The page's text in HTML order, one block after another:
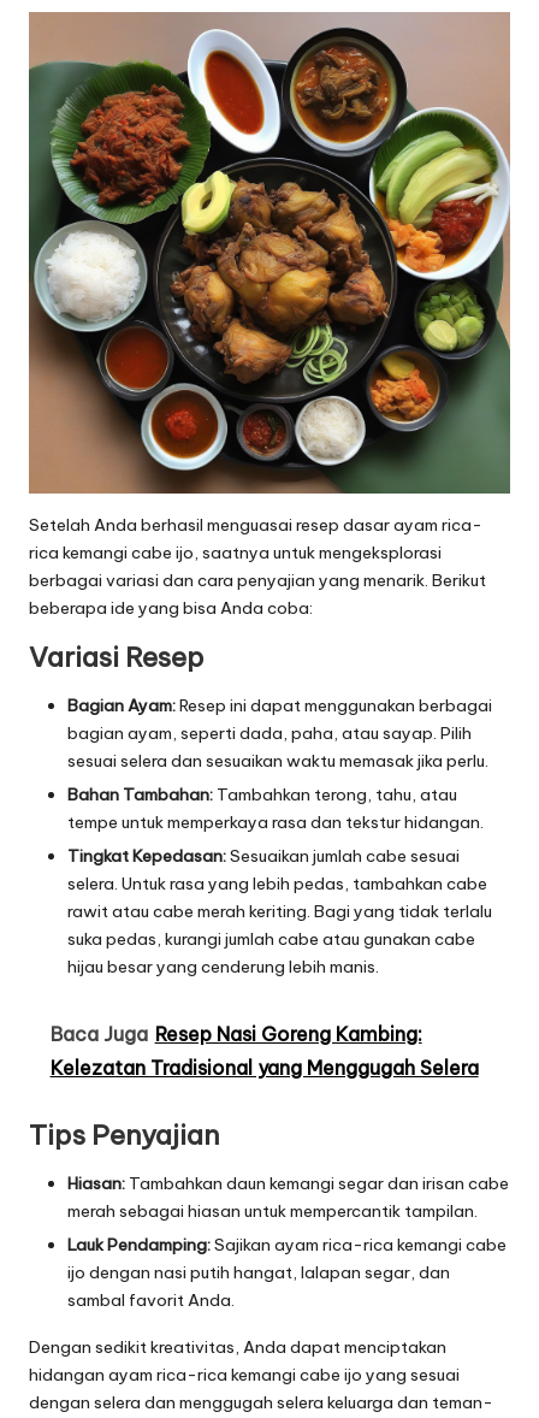
Setelah Anda berhasil menguasai resep dasar ayam rica-
rica kemangi cabe ijo, saatnya untuk mengeksplorasi
berbagai variasi dan cara penyajian yang menarik. Berikut
beberapa ide yang bisa Anda coba:
Variasi Resep
Bagian Ayam:Resep ini dapat menggunakan berbagai
bagian ayam, seperti dada, paha, atau sayap. Pilih
sesuai selera dan sesuaikan waktu memasak jika perlu.
Bahan Tambahan: Tambahkan terong, tahu, atau
tempe untuk memperkaya rasa dan tekstur hidangan.
Tingkat Kepedasan:Sesuaikan jumlah cabe sesuai
selera. Untuk rasa yang lebih pedas, tambahkan cabe
rawit atau cabe merah keriting. Bagi yang tidak terlalu
suka pedas, kurangi jumlah cabe atau gunakan cabe
hijau besar yang cenderung lebih manis.
Baca Juga Resep Nasi Goreng Kambing:
Kelezatan Tradisional yang Menggugah Selera
Tips Penyajian
Hiasan: Tambahkan daun kemangi segar dan irisan cabe
merah sebagai hiasan untuk mempercantik tampilan.
Lauk Pendamping:Sajikan ayam rica-rica kemangi cabe
ijo dengan nasi putih hangat, lalapan segar, dan
sambal favorit Anda.
Dengan sedikit kreativitas, Anda dapat menciptakan
hidangan ayam rica-rica kemangi cabe ijo yang sesuai
dengan selera dan menggugah selera keluarga dan teman-